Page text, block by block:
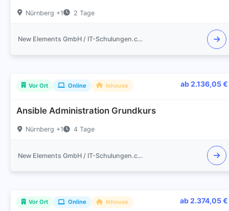
Nürnberg +1 2 Tage
New Elements GmbH / IT-Schulungen.com
Vor Ort Online Inhouse ab 2.136,05 €
Ansible Administration Grundkurs
Nürnberg +1 4 Tage
New Elements GmbH / IT-Schulungen.com
Vor Ort Online Inhouse ab 2.374,05 €